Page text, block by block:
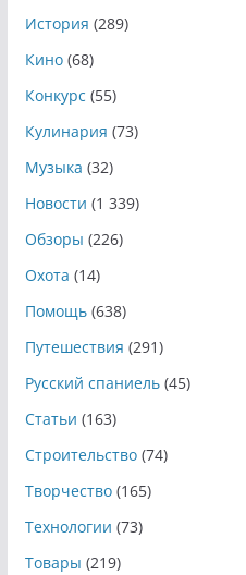
История (289)
Кино(68)
Конкурс (55)
Кулинария (73)
Музыка (32)
Новости (1 339)
Обзоры (226)
Охота (14)
Помощь(638)
Путешествия (291)
Русский спаниель(45)
Статьи (163)
Строительство(74)
Творчество(165)
Технологии (73)
Товары (219)